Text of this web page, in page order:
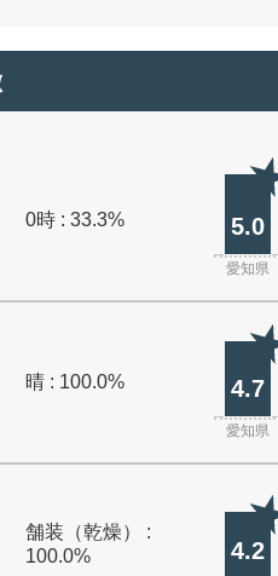
0時 : 33.3% 5.0
愛知県
晴 : 100.0% 4.7
愛知県
舗装（乾燥） :
100.0%
4.2